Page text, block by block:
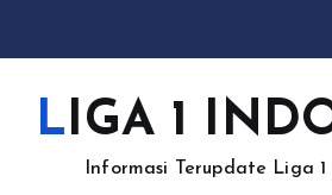
LIGA 1
Informasi Terupdate Liga